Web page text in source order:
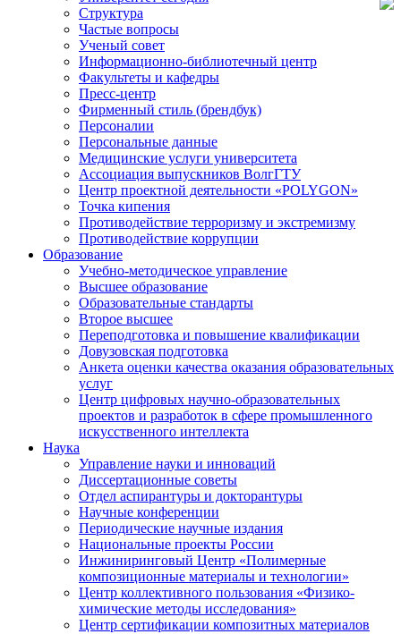
Структура
Частые вопросы
Ученый совет
Информационно-библиотечный центр
Факультеты и кафедры
Пресс-центр
Фирменный стиль (брендбук)
Персоналии
Персональные данные
Медицинские услуги университета
Ассоциация выпускников ВолгГТУ
Центр проектной деятельности «POLYGON»
Точка кипения
Противодействие терроризму и экстремизму
Противодействие коррупции
Образование
Учебно-методическое управление
Высшее образование
Образовательные стандарты
Второе высшее
Переподготовка и повышение квалификации
Довузовская подготовка
Анкета оценки качества оказания образовательных
услуг
Центр цифровых научно-образовательных
проектов и разработок в сфере промышленного
искусственного интеллекта
Наука
Управление науки и инноваций
Диссертационные советы
Отдел аспирантуры и докторантуры
Научные конференции
Периодические научные издания
Национальные проекты России
Инжиниринговый Центр «Полимерные
композиционные материалы и технологии»
Центр коллективного пользования «Физико-
химические методы исследования»
Центр сертификации композитных материалов